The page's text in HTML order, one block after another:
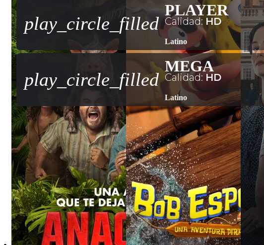
play_circle_filled
PLAYER
Calidad: HD
Latino
play_circle_filled
MEGA
Calidad: HD
Latino